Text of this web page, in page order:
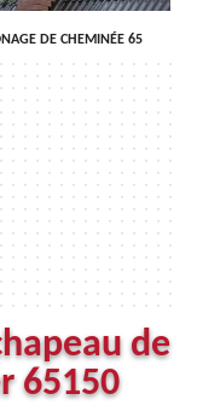
DE CHEMINÉE 65
de
65150